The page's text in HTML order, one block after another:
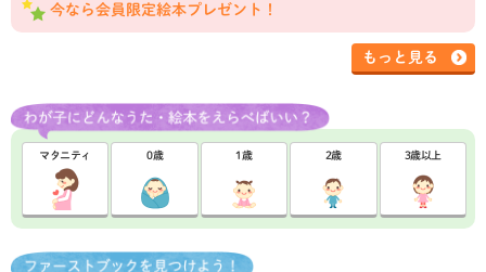
今なら会員限定絵本プレゼント！
もっと見る
マタニティ 0歳 1歳 2歳 3歳以上